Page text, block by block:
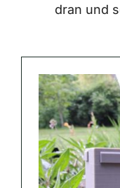
dran und